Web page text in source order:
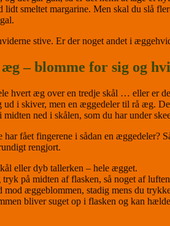
lidt smeltet margarine. Men skal du slå
stive. Er der noget andet i
– blomme for sig og
hvert æg over en tredje skål … eller er
i skiver, men en æggedeler til rå æg.
ned i skålen, som du har under
fået fingerene i sådan en æggedeler?
rengjort.
eller dyb tallerken – hele ægget.
på midten af flasken, så noget af
mod æggeblommen, stadig mens du
bliver suget op i flasken og kan